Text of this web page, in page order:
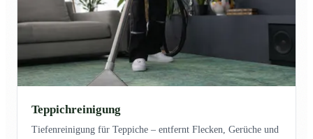
Teppichreinigung
Tiefenreinigung für Teppiche – entfernt Flecken, Gerüche und